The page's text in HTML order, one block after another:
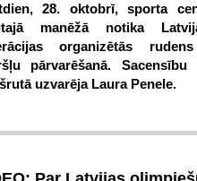
28. oktobrī, sporta
manēžā notika
organizētās
pārvarēšanā. Sacensību
uzvarēja Laura Penele.